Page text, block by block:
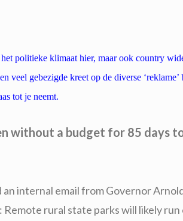
politieke klimaat hier, maar ook country
veel gebezigde kreet op de diverse ‘reklame’
tot je neemt.
without a budget for 85 days
an internal email from Governor
rural state parks will likely